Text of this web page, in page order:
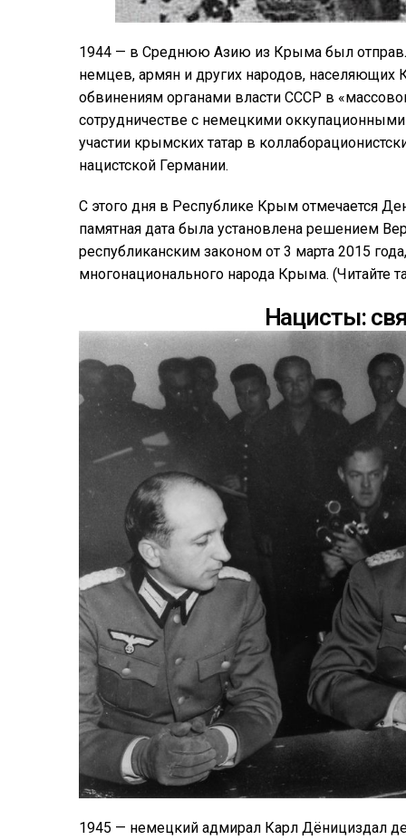
1944 — в Среднюю Азию из Крыма был
немцев, армян и других народов,
обвинениям органами власти СССР в
сотрудничестве с немецкими
участии крымских татар в
нацистской Германии.
С этого дня в Республике Крым отмечается
памятная дата была установлена решением
республиканским законом от 3 марта 2015
многонационального народа Крыма. (Читайте
Нацисты:
1945 — немецкий адмирал Карл Дёнициздал